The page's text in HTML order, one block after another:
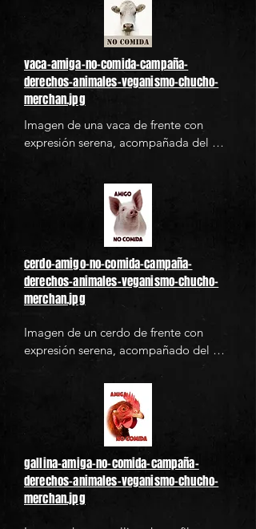
imagen promueve el veganismo como
una postura ética y de justicia hacia los
animales. Ideal para campañas de
concienciación sobre los derechos
animales, activismo vegano y
contenido relacionado con la
alimentación basada en plantas.
vaca-amiga-no-comida-campaña-
derechos-animales-veganismo-chucho-
merchan.jpg
Imagen de una vaca de frente con
expresión serena, acompañada del
imagen promueve el veganismo como
una postura ética y de justicia hacia los
animales. Ideal para campañas de
concienciación sobre los derechos
animales, activismo vegano y
contenido relacionado con la
alimentación basada en plantas.
cerdo-amigo-no-comida-campaña-
derechos-animales-veganismo-chucho-
merchan.jpg
Imagen de un cerdo de frente con
expresión serena, acompañado del
texto "Amigo No Comida" en letras
grandes de color café oscuro. Esta
imagen promueve el veganismo como
una postura ética y de justicia hacia los
animales. Ideal para campañas de
concienciación sobre los derechos
animales, activismo vegano y
contenido relacionado con la
alimentación basada en plantas.
gallina-amiga-no-comida-campaña-
derechos-animales-veganismo-chucho-
merchan.jpg